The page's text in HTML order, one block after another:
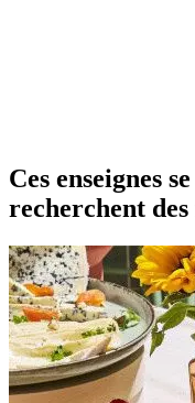
Ces enseignes
recherchent